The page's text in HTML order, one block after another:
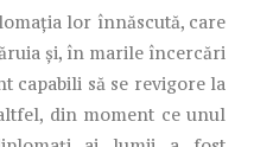
lor înnăscută, care
și, în marile încercări
capabili să se revigore la
din moment ce unul